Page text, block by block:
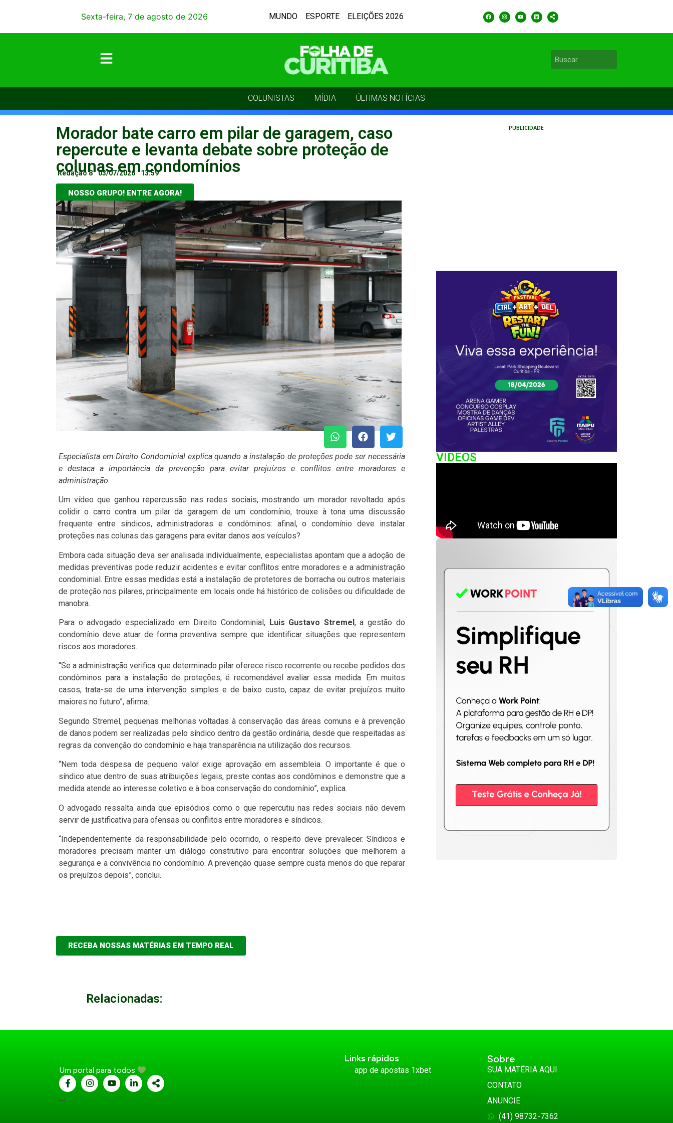
Sexta-feira, 7 de agosto de 2026 MUNDO ESPORTE ELEIÇÕES 2026
COLUNISTAS MÍDIA ÚLTIMAS NOTÍCIAS
Morador bate carro em pilar de garagem, caso
repercute e levanta debate sobre proteção de
colunas em condomínios
Redação 8 03/07/2026 13:59
NOSSO GRUPO! ENTRE AGORA!
Especialista em Direito Condominial explica quando a instalação de proteções pode ser necessária
e destaca a importância da prevenção para evitar prejuízos e conflitos entre moradores e
administração
Um vídeo que ganhou repercussão nas redes sociais, mostrando um morador revoltado após
colidir o carro contra um pilar da garagem de um condomínio, trouxe à tona uma discussão
frequente entre síndicos, administradoras e condôminos: afinal, o condomínio deve instalar
proteções nas colunas das garagens para evitar danos aos veículos?
Embora cada situação deva ser analisada individualmente, especialistas apontam que a adoção de
medidas preventivas pode reduzir acidentes e evitar conflitos entre moradores e a administração
condominial. Entre essas medidas está a instalação de protetores de borracha ou outros materiais
de proteção nos pilares, principalmente em locais onde há histórico de colisões ou dificuldade de
manobra.
Para o advogado especializado em Direito Condominial, Luis Gustavo Stremel, a gestão do
condomínio deve atuar de forma preventiva sempre que identificar situações que representem
riscos aos moradores.
“Se a administração verifica que determinado pilar oferece risco recorrente ou recebe pedidos dos
condôminos para a instalação de proteções, é recomendável avaliar essa medida. Em muitos
casos, trata-se de uma intervenção simples e de baixo custo, capaz de evitar prejuízos muito
maiores no futuro”, afirma.
Segundo Stremel, pequenas melhorias voltadas à conservação das áreas comuns e à prevenção
de danos podem ser realizadas pelo síndico dentro da gestão ordinária, desde que respeitadas as
regras da convenção do condomínio e haja transparência na utilização dos recursos.
“Nem toda despesa de pequeno valor exige aprovação em assembleia. O importante é que o
síndico atue dentro de suas atribuições legais, preste contas aos condôminos e demonstre que a
medida atende ao interesse coletivo e à boa conservação do condomínio”, explica.
O advogado ressalta ainda que episódios como o que repercutiu nas redes sociais não devem
servir de justificativa para ofensas ou conflitos entre moradores e síndicos.
“Independentemente da responsabilidade pelo ocorrido, o respeito deve prevalecer. Síndicos e
moradores precisam manter um diálogo construtivo para encontrar soluções que melhorem a
segurança e a convivência no condomínio. A prevenção quase sempre custa menos do que reparar
os prejuízos depois”, conclui.
RECEBA NOSSAS MATÉRIAS EM TEMPO REAL
PUBLICIDADE
VIDEOS
Relacionadas:
Um portal para todos
...
Links rápidos
app de apostas 1xbet
Sobre
SUA MATÉRIA AQUI
CONTATO
ANUNCIE
(41) 98732-7362